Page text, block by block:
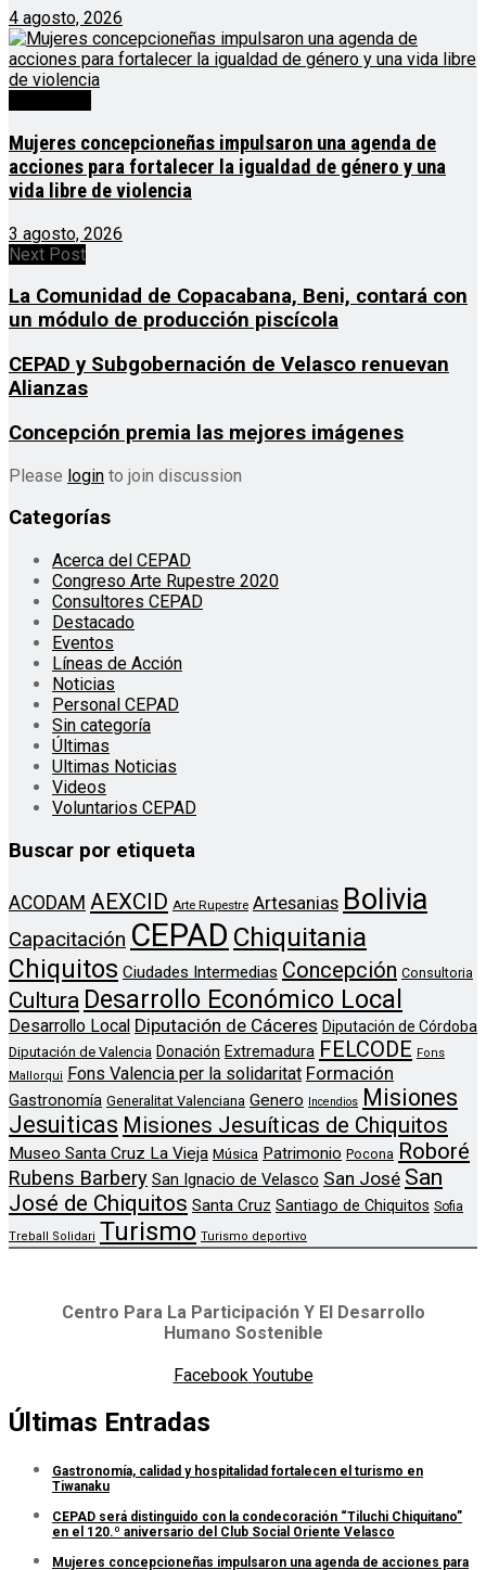
4 agosto, 2026
Mujeres concepcioneñas impulsaron una agenda de
acciones para fortalecer la igualdad de género y una
vida libre de violencia
3 agosto, 2026
Next Post
La Comunidad de Copacabana, Beni, contará con
un módulo de producción piscícola
CEPAD y Subgobernación de Velasco renuevan
Alianzas
Concepción premia las mejores imágenes
Please login to join discussion
Categorías
Acerca del CEPAD
Congreso Arte Rupestre 2020
Consultores CEPAD
Destacado
Eventos
Líneas de Acción
Noticias
Personal CEPAD
Sin categoría
Últimas
Ultimas Noticias
Videos
Voluntarios CEPAD
Buscar por etiqueta
ACODAM AEXCID Arte Rupestre Artesanias Bolivia
Capacitación CEPAD Chiquitania
Chiquitos Ciudades Intermedias Concepción Consultoria
Cultura Desarrollo Económico Local
Desarrollo Local Diputación de Cáceres Diputación de Córdoba
Diputación de Valencia Donación Extremadura FELCODE Fons
Mallorqui
Fons Valencia per la solidaritat Formación
Gastronomía Generalitat Valenciana Genero Incendios
Misiones
Jesuiticas Misiones Jesuíticas de Chiquitos
Museo Santa Cruz La Vieja Música Patrimonio Pocona Roboré
Rubens Barbery San Ignacio de Velasco San José San
José de Chiquitos Santa Cruz Santiago de Chiquitos Sofia
Treball Solidari Turismo Turismo deportivo
Centro Para La Participación Y El Desarrollo
Humano Sostenible
Facebook Youtube
Últimas Entradas
Gastronomía, calidad y hospitalidad fortalecen el turismo en
Tiwanaku
CEPAD será distinguido con la condecoración “Tiluchi Chiquitano”
en el 120.º aniversario del Club Social Oriente Velasco
Mujeres concepcioneñas impulsaron una agenda de acciones para